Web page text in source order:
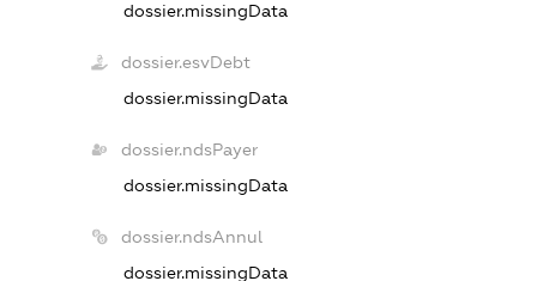
dossier.missingData
dossier.esvDebt
dossier.missingData
dossier.ndsPayer
dossier.missingData
dossier.ndsAnnul
dossier.missingData